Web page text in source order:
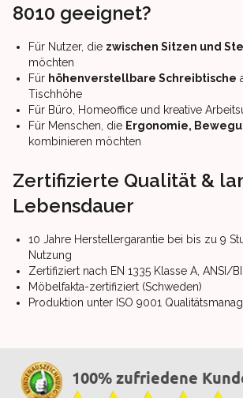
8010 geeignet?
Für Nutzer, die zwischen Sitzen und
möchten
Für höhenverstellbare Schreibtische
Tischhöhe
Für Büro, Homeoffice und kreative
Für Menschen, die Ergonomie,
kombinieren möchten
Zertifizierte Qualität &
Lebensdauer
10 Jahre Herstellergarantie bei bis zu 9
Nutzung
Zertifiziert nach EN 1335 Klasse A, ANSI/
Möbelfakta-zertifiziert (Schweden)
Produktion unter ISO 9001
100% zufriedene